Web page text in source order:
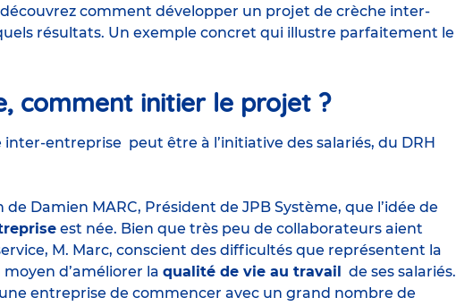
comment développer un projet de crèche inter-
résultats. Un exemple concret qui illustre parfaitement le
comment initier le projet ?
inter-entreprise peut être à l’initiative des salariés, du DRH
de Damien MARC, Président de JPB Système, que l’idée de
est née. Bien que très peu de collaborateurs aient
M. Marc, conscient des difficultés que représentent la
moyen d’améliorer la qualité de vie au travail de ses salariés.
entreprise de commencer avec un grand nombre de